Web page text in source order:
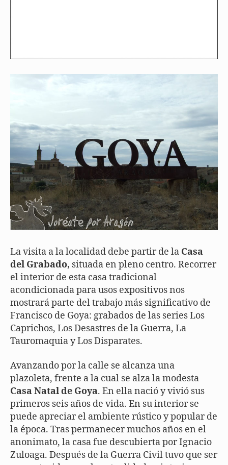
La visita a la localidad debe partir de la Casa
del Grabado, situada en pleno centro. Recorrer
el interior de esta casa tradicional
acondicionada para usos expositivos nos
mostrará parte del trabajo más significativo de
Francisco de Goya: grabados de las series Los
Caprichos, Los Desastres de la Guerra, La
Tauromaquia y Los Disparates.
Avanzando por la calle se alcanza una
plazoleta, frente a la cual se alza la modesta
Casa Natal de Goya. En ella nació y vivió sus
primeros seis años de vida. En su interior se
puede apreciar el ambiente rústico y popular de
la época. Tras permanecer muchos años en el
anonimato, la casa fue descubierta por Ignacio
Zuloaga. Después de la Guerra Civil tuvo que ser